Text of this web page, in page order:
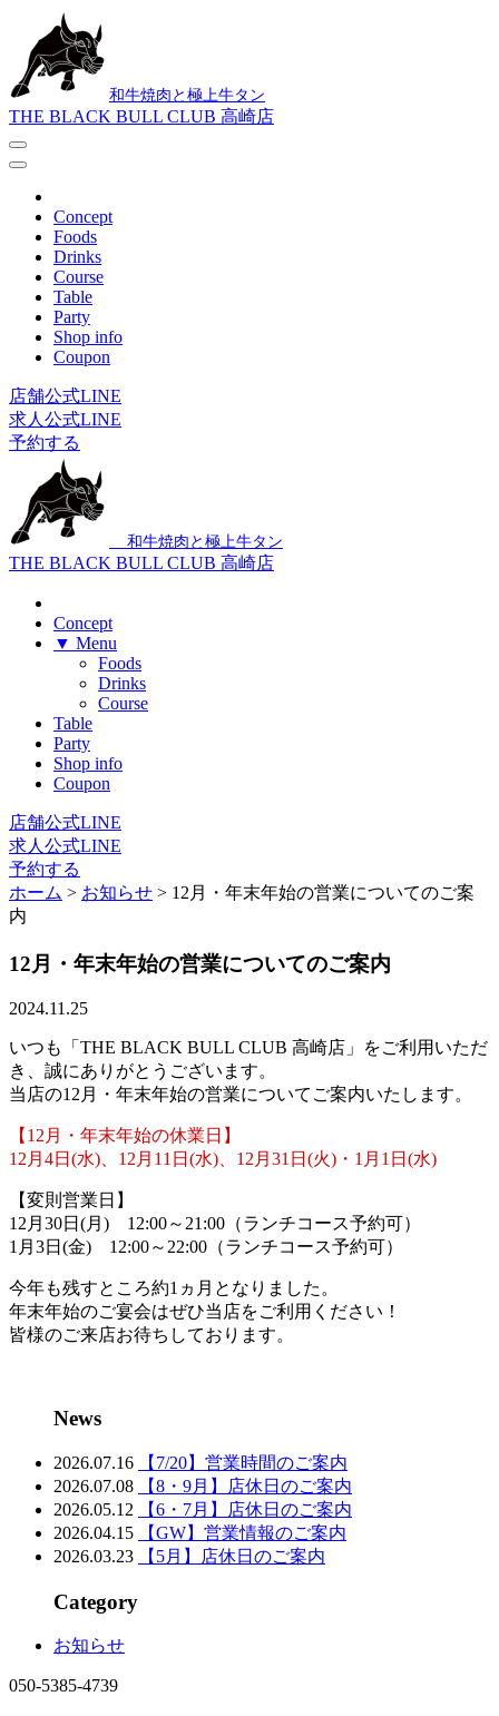
和牛焼肉と極上牛タン
THE BLACK BULL CLUB 高崎店
Concept
Foods
Drinks
Course
Table
Party
Shop info
Coupon
店舗公式LINE
求人公式LINE
予約する
和牛焼肉と極上牛タン
THE BLACK BULL CLUB 高崎店
Concept
▼ Menu
Foods
Drinks
Course
Table
Party
Shop info
Coupon
店舗公式LINE
求人公式LINE
予約する
ホーム > お知らせ > 12月・年末年始の営業についてのご案
内
12月・年末年始の営業についてのご案内
2024.11.25
いつも「THE BLACK BULL CLUB 高崎店」をご利用いただ
き、誠にありがとうございます。
当店の12月・年末年始の営業についてご案内いたします。
【12月・年末年始の休業日】
12月4日(水)、12月11日(水)、12月31日(火)・1月1日(水)
【変則営業日】
12月30日(月) 12:00～21:00（ランチコース予約可）
1月3日(金) 12:00～22:00（ランチコース予約可）
今年も残すところ約1ヵ月となりました。
年末年始のご宴会はぜひ当店をご利用ください！
皆様のご来店お待ちしております。
News
2026.07.16
【7/20】営業時間のご案内
2026.07.08
【8・9月】店休日のご案内
2026.05.12
【6・7月】店休日のご案内
2026.04.15
【GW】営業情報のご案内
2026.03.23
【5月】店休日のご案内
Category
お知らせ
050-5385-4739